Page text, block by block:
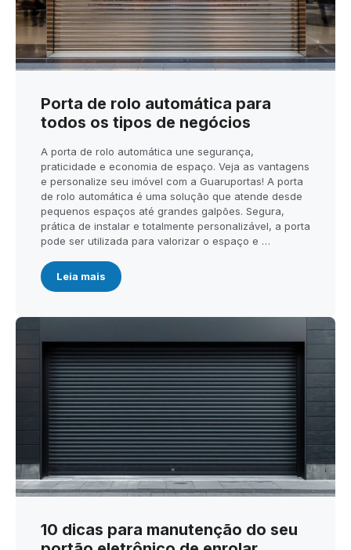
Porta de rolo automática para
todos os tipos de negócios
A porta de rolo automática une segurança,
praticidade e economia de espaço. Veja as vantagens
e personalize seu imóvel com a Guaruportas! A porta
de rolo automática é uma solução que atende desde
pequenos espaços até grandes galpões. Segura,
prática de instalar e totalmente personalizável, a porta
pode ser utilizada para valorizar o espaço e …
Leia mais
10 dicas para manutenção do seu